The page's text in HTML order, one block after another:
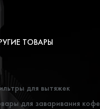
ТОВАРЫ
для вытяжек
для заваривания кофе